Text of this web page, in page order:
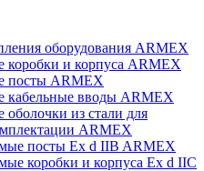
оборудования ARMEX
и корпуса ARMEX
посты ARMEX
вводы ARMEX
из стали для
ARMEX
посты Ex d IIB ARMEX
коробки и корпуса Ex d IIС